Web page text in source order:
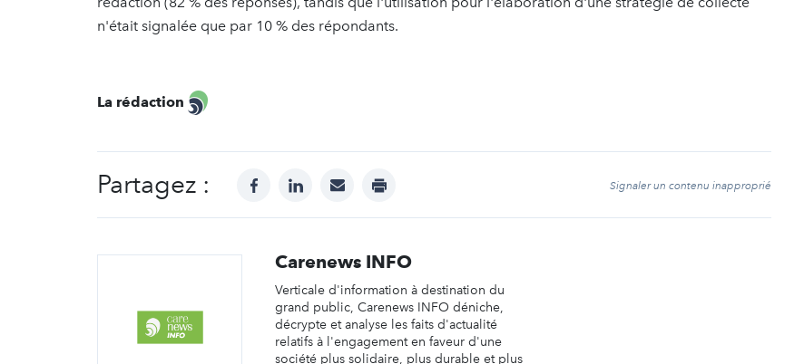
n'était signalée que par 10 % des répondants.
La rédaction
Partagez : facebooklinkedinmail print Signaler un contenu inapproprié
Carenews INFO
Verticale d'information à destination du
grand public, Carenews INFO déniche,
décrypte et analyse les faits d'actualité
relatifs à l'engagement en faveur d'une
société plus solidaire, plus durable et plus